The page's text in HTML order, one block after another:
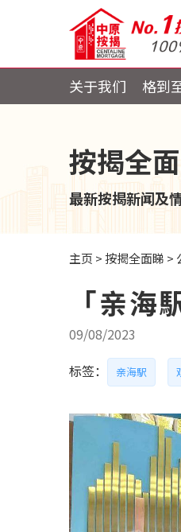
关于我们 格到
按揭全
最新按揭新闻及
主页 >按揭全面睇 >
「亲
09/08/2023
标签：
亲海駅